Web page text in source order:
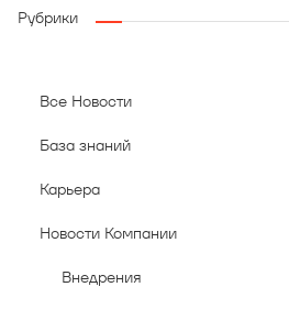
Рубрики
Все Новости
База знаний
Карьера
Новости Компании
Внедрения